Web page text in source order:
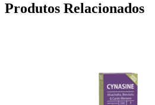
Produtos Relacionados